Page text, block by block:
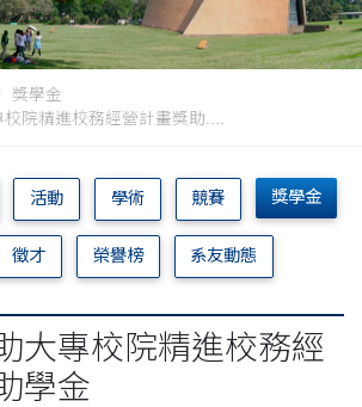
獎學金
院精進校務經營計畫獎助....
活動 學術 競賽 獎學金
徵才 榮譽榜 系友動態
大專校院精進校務經
學金